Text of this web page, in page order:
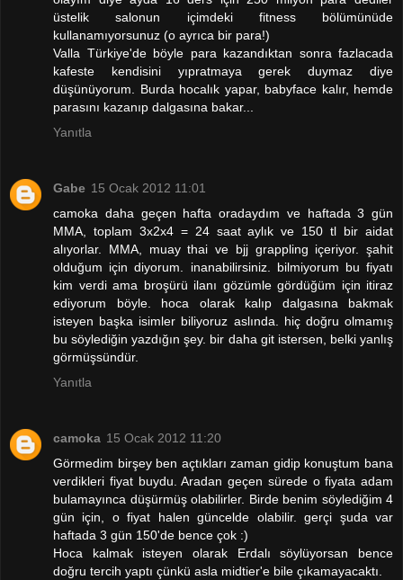
üstelik salonun içimdeki fitness bölümünüde
kullanamıyorsunuz (o ayrıca bir para!)
Valla Türkiye'de böyle para kazandıktan sonra fazlacada
kafeste kendisini yıpratmaya gerek duymaz diye
düşünüyorum. Burda hocalık yapar, babyface kalır, hemde
parasını kazanıp dalgasına bakar...
Yanıtla
Gabe 15 Ocak 2012 11:01
camoka daha geçen hafta oradaydım ve haftada 3 gün
MMA, toplam 3x2x4 = 24 saat aylık ve 150 tl bir aidat
alıyorlar. MMA, muay thai ve bjj grappling içeriyor. şahit
olduğum için diyorum. inanabilirsiniz. bilmiyorum bu fiyatı
kim verdi ama broşürü ilanı gözümle gördüğüm için itiraz
ediyorum böyle. hoca olarak kalıp dalgasına bakmak
isteyen başka isimler biliyoruz aslında. hiç doğru olmamış
bu söylediğin yazdığın şey. bir daha git istersen, belki yanlış
görmüşsündür.
Yanıtla
camoka 15 Ocak 2012 11:20
Görmedim birşey ben açtıkları zaman gidip konuştum bana
verdikleri fiyat buydu. Aradan geçen sürede o fiyata adam
bulamayınca düşürmüş olabilirler. Birde benim söylediğim 4
gün için, o fiyat halen güncelde olabilir. gerçi şuda var
haftada 3 gün 150'de bence çok :)
Hoca kalmak isteyen olarak Erdalı söylüyorsan bence
doğru tercih yaptı çünkü asla midtier'e bile çıkamayacaktı.